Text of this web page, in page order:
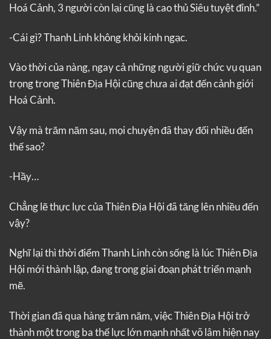
Hoá Cảnh, 3 người còn lại cũng là cao thủ Siêu tuyệt đỉnh.”
-Cái gì? Thanh Linh không khỏi kinh ngạc.
Vào thời của nàng, ngay cả những người giữ chức vụ quan
trọng trong Thiên Địa Hội cũng chưa ai đạt đến cảnh giới
Hoá Cảnh.
Vậy mà trăm năm sau, mọi chuyện đã thay đổi nhiều đến
thế sao?
-Hầy…
Chẳng lẽ thực lực của Thiên Địa Hội đã tăng lên nhiều đến
vậy?
Nghĩ lại thì thời điểm Thanh Linh còn sống là lúc Thiên Địa
Hội mới thành lập, đang trong giai đoạn phát triển mạnh
mẽ.
Thời gian đã qua hàng trăm năm, việc Thiên Địa Hội trở
thành một trong ba thế lực lớn mạnh nhất võ lâm hiện nay